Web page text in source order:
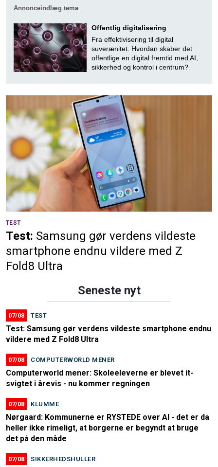
Annonceindlæg tema
Offentlig digitalisering
Fra effektivisering til digital
suverænitet. Hvordan skaber det
offentlige en digital fremtid med AI,
sikkerhed og kontrol i centrum?
TEST
Test: Samsung gør verdens vildeste
smartphone endnu vildere med Z
Fold8 Ultra
Seneste nyt
07/08 TEST
Test: Samsung gør verdens vildeste smartphone endnu
vildere med Z Fold8 Ultra
07/08 COMPUTERWORLD MENER
Computerworld mener: Skoleeleverne er blevet it-
svigtet i årevis - nu kommer regningen
07/08 KLUMME
Nørgaard: Kommunerne er RYSTEDE over AI - det er da
heller ikke rimeligt, at borgerne er begyndt at bruge
det på den måde
07/08 SIKKERHEDSHULLER